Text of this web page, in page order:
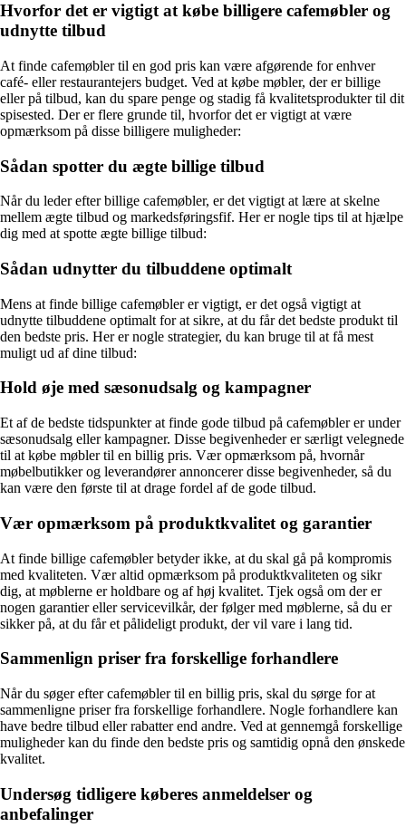
Hvorfor det er vigtigt at købe billigere cafemøbler og
udnytte tilbud
At finde cafemøbler til en god pris kan være afgørende for enhver
café- eller restaurantejers budget. Ved at købe møbler, der er billige
eller på tilbud, kan du spare penge og stadig få kvalitetsprodukter til dit
spisested. Der er flere grunde til, hvorfor det er vigtigt at være
opmærksom på disse billigere muligheder:
Sådan spotter du ægte billige tilbud
Når du leder efter billige cafemøbler, er det vigtigt at lære at skelne
mellem ægte tilbud og markedsføringsfif. Her er nogle tips til at hjælpe
dig med at spotte ægte billige tilbud:
Sådan udnytter du tilbuddene optimalt
Mens at finde billige cafemøbler er vigtigt, er det også vigtigt at
udnytte tilbuddene optimalt for at sikre, at du får det bedste produkt til
den bedste pris. Her er nogle strategier, du kan bruge til at få mest
muligt ud af dine tilbud:
Hold øje med sæsonudsalg og kampagner
Et af de bedste tidspunkter at finde gode tilbud på cafemøbler er under
sæsonudsalg eller kampagner. Disse begivenheder er særligt velegnede
til at købe møbler til en billig pris. Vær opmærksom på, hvornår
møbelbutikker og leverandører annoncerer disse begivenheder, så du
kan være den første til at drage fordel af de gode tilbud.
Vær opmærksom på produktkvalitet og garantier
At finde billige cafemøbler betyder ikke, at du skal gå på kompromis
med kvaliteten. Vær altid opmærksom på produktkvaliteten og sikr
dig, at møblerne er holdbare og af høj kvalitet. Tjek også om der er
nogen garantier eller servicevilkår, der følger med møblerne, så du er
sikker på, at du får et pålideligt produkt, der vil vare i lang tid.
Sammenlign priser fra forskellige forhandlere
Når du søger efter cafemøbler til en billig pris, skal du sørge for at
sammenligne priser fra forskellige forhandlere. Nogle forhandlere kan
have bedre tilbud eller rabatter end andre. Ved at gennemgå forskellige
muligheder kan du finde den bedste pris og samtidig opnå den ønskede
kvalitet.
Undersøg tidligere køberes anmeldelser og
anbefalinger